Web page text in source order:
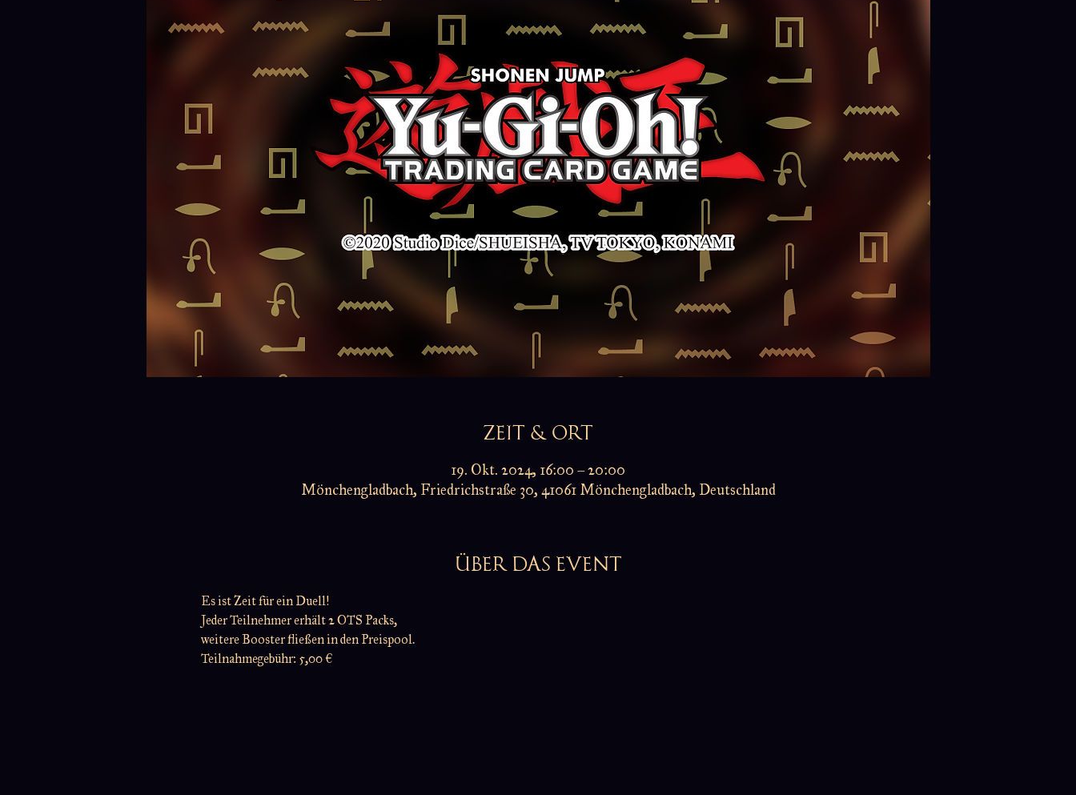
ZEIT & ORT
19. Okt. 2024, 16:00 – 20:00
Mönchengladbach, Friedrichstraße 30, 41061 Mönchengladbach, Deutschland
ÜBER DAS EVENT
Es ist Zeit für ein Duell!
Jeder Teilnehmer erhält 2 OTS Packs,
weitere Booster fließen in den Preispool.
Teilnahmegebühr: 5,00 €